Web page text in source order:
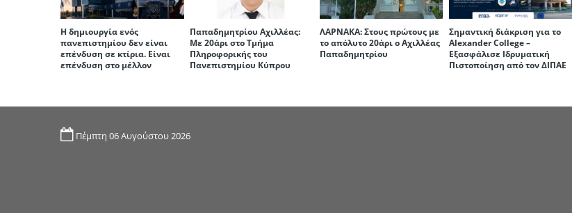
Η δημιουργία ενός
πανεπιστημίου δεν είναι
επένδυση σε κτίρια. Είναι
επένδυση στο μέλλον
Παπαδημητρίου Αχιλλέας:
Με 20άρι στο Τμήμα
Πληροφορικής του
Πανεπιστημίου Κύπρου
ΛΑΡΝΑΚΑ: Στους πρώτους με
το απόλυτο 20άρι ο Αχιλλέας
Παπαδημητρίου
Σημαντική διάκριση για το
Alexander College –
Εξασφάλισε Ιδρυματική
Πιστοποίηση από τον ΔΙΠΑΕ
Πέμπτη 06 Αυγούστου 2026